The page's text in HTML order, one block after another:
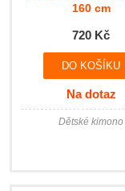
160 cm
720 Kč
Na dotaz
Dětské kimono